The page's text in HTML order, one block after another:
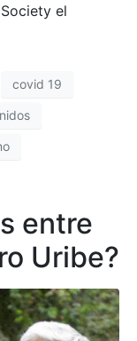
el
covid 19
entre
Uribe?